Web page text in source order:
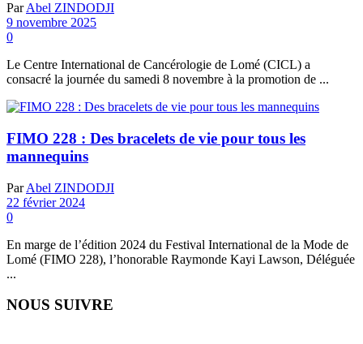
Par Abel ZINDODJI
9 novembre 2025
0
Le Centre International de Cancérologie de Lomé (CICL) a
consacré la journée du samedi 8 novembre à la promotion de ...
FIMO 228 : Des bracelets de vie pour tous les
mannequins
Par Abel ZINDODJI
22 février 2024
0
En marge de l’édition 2024 du Festival International de la Mode de
Lomé (FIMO 228), l’honorable Raymonde Kayi Lawson, Déléguée
...
NOUS SUIVRE